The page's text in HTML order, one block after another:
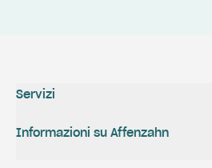
Servizi
Informazioni su Affenzahn